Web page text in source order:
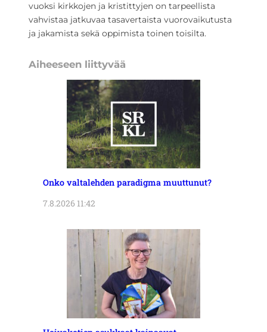
vuoksi kirkkojen ja kristittyjen on tarpeellista
vahvistaa jatkuvaa tasavertaista vuorovaikutusta
ja jakamista sekä oppimista toinen toisilta.
Aiheeseen liittyvää
Onko valtalehden paradigma muuttunut?
7.8.2026 11:42